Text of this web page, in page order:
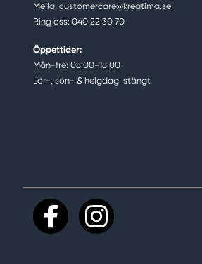
Mejla: customercare@kreatima.se
Ring oss: 040 22 30 70
Öppettider:
Mån-fre: 08.00-18.00
Lör-, sön- & helgdag: stängt